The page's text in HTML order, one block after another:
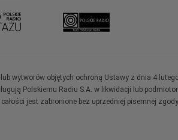
wytworów objętych ochroną Ustawy z dnia 4
Polskiemu Radiu S.A. w likwidacji lub
jest zabronione bez uprzedniej pisemnej